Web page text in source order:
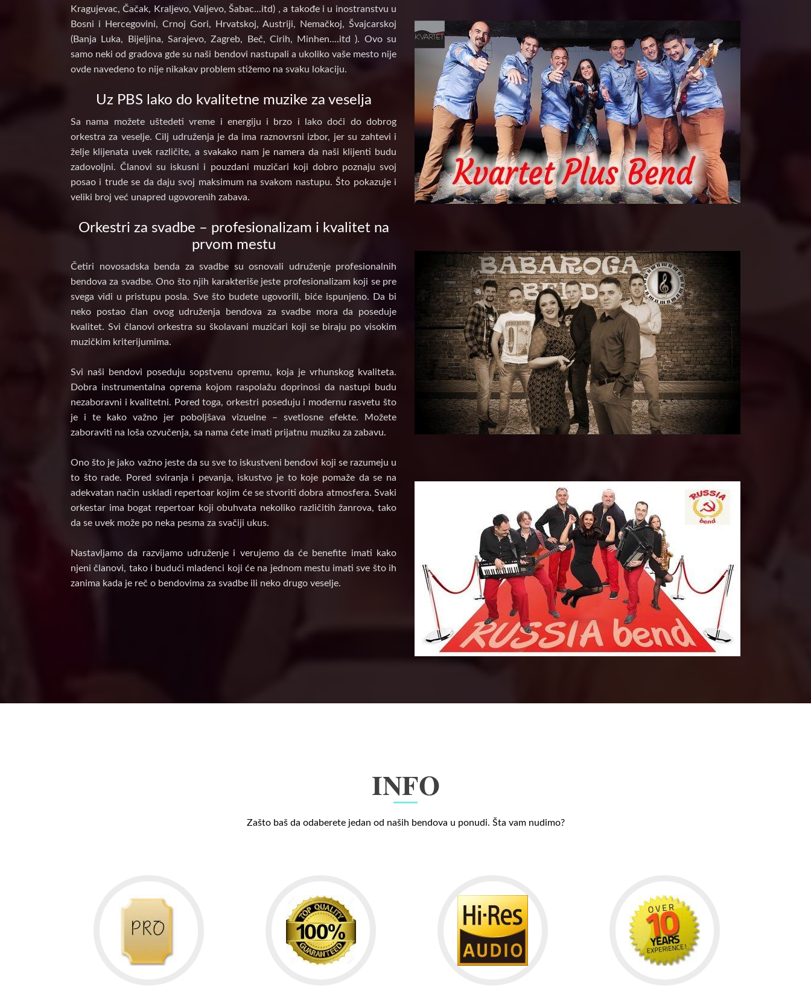
Kragujevac, Čačak, Kraljevo, Valjevo, Šabac...itd) , a takođe i u inostranstvu u
Bosni i Hercegovini, Crnoj Gori, Hrvatskoj, Austriji, Nemačkoj, Švajcarskoj
(Banja Luka, Bijeljina, Sarajevo, Zagreb, Beč, Cirih, Minhen....itd ). Ovo su
samo neki od gradova gde su naši bendovi nastupali a ukoliko vaše mesto nije
ovde navedeno to nije nikakav problem stižemo na svaku lokaciju.
Uz PBS lako do kvalitetne muzike za veselja
Sa nama možete uštedeti vreme i energiju i brzo i lako doći do dobrog
orkestra za veselje. Cilj udruženja je da ima raznovrsni izbor, jer su zahtevi i
želje klijenata uvek različite, a svakako nam je namera da naši klijenti budu
zadovoljni. Članovi su iskusni i pouzdani muzičari koji dobro poznaju svoj
posao i trude se da daju svoj maksimum na svakom nastupu. Što pokazuje i
veliki broj već unapred ugovorenih zabava.
Orkestri za svadbe – profesionalizam i kvalitet na
prvom mestu
Četiri novosadska benda za svadbe su osnovali udruženje profesionalnih
bendova za svadbe. Ono što njih karakteriše jeste profesionalizam koji se pre
svega vidi u pristupu posla. Sve što budete ugovorili, biće ispunjeno. Da bi
neko postao član ovog udruženja bendova za svadbe mora da poseduje
kvalitet. Svi članovi orkestra su školavani muzičari koji se biraju po visokim
muzičkim kriterijumima.
Svi naši bendovi poseduju sopstvenu opremu, koja je vrhunskog kvaliteta.
Dobra instrumentalna oprema kojom raspolažu doprinosi da nastupi budu
nezaboravni i kvalitetni. Pored toga, orkestri poseduju i modernu rasvetu što
je i te kako važno jer poboljšava vizuelne – svetlosne efekte. Možete
zaboraviti na loša ozvučenja, sa nama ćete imati prijatnu muziku za zabavu.
Ono što je jako važno jeste da su sve to iskustveni bendovi koji se razumeju u
to što rade. Pored sviranja i pevanja, iskustvo je to koje pomaže da se na
adekvatan način uskladi repertoar kojim će se stvoriti dobra atmosfera. Svaki
orkestar ima bogat repertoar koji obuhvata nekoliko različitih žanrova, tako
da se uvek može po neka pesma za svačiji ukus.
Nastavljamo da razvijamo udruženje i verujemo da će benefite imati kako
njeni članovi, tako i budući mladenci koji će na jednom mestu imati sve što ih
zanima kada je reč o bendovima za svadbe ili neko drugo veselje.
INFO
Zašto baš da odaberete jedan od naših bendova u ponudi. Šta vam nudimo?